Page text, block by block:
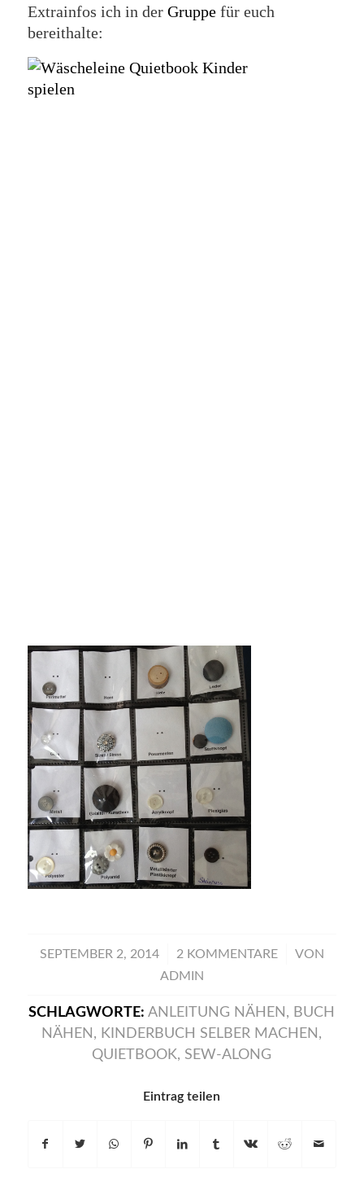
Extrainfos ich in der Gruppefür euch
bereithalte:
SEPTEMBER 2, 2014
/ 2 KOMMENTARE
/
VON
ADMIN
SCHLAGWORTE: ANLEITUNG NÄHEN , BUCH
NÄHEN , KINDERBUCH SELBER MACHEN ,
QUIETBOOK, SEW-ALONG
Eintrag teilen